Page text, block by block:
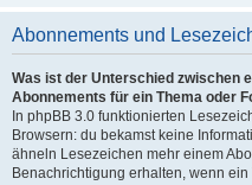
Abonnements und
Was ist der Unterschied zwischen
Abonnements für ein Thema oder
In phpBB 3.0 funktionierten
Browsern: du bekamst keine
ähneln Lesezeichen mehr einem
Benachrichtigung erhalten, wenn